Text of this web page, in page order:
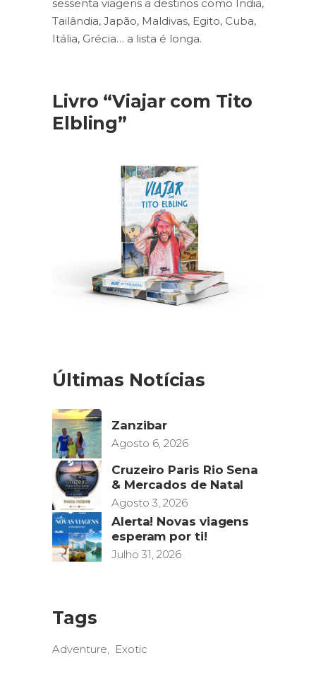
sessenta viagens a destinos como Índia,
Tailândia, Japão, Maldivas, Egito, Cuba,
Itália, Grécia… a lista é longa.
Livro “Viajar com Tito
Elbling”
Últimas Notícias
Zanzibar
Agosto 6, 2026
Cruzeiro Paris Rio Sena
& Mercados de Natal
Agosto 3, 2026
Alerta! Novas viagens
esperam por ti!
Julho 31, 2026
Tags
Adventure Exotic